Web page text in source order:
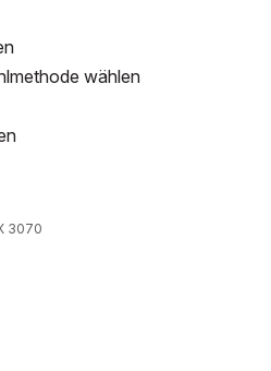
wählen
3070